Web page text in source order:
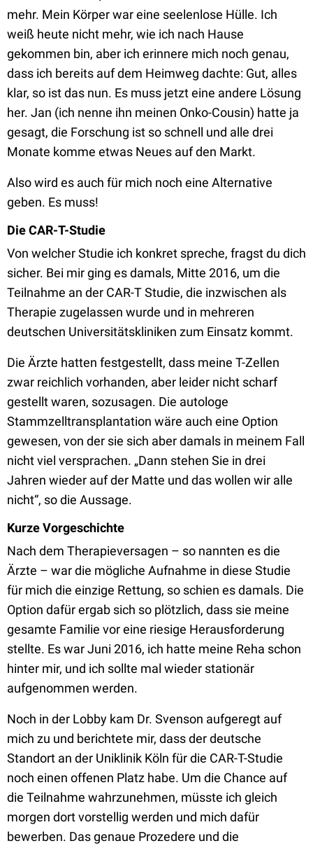
mehr. Mein Körper war eine seelenlose Hülle. Ich
weiß heute nicht mehr, wie ich nach Hause
gekommen bin, aber ich erinnere mich noch genau,
dass ich bereits auf dem Heimweg dachte: Gut, alles
klar, so ist das nun. Es muss jetzt eine andere Lösung
her. Jan (ich nenne ihn meinen Onko-Cousin) hatte ja
gesagt, die Forschung ist so schnell und alle drei
Monate komme etwas Neues auf den Markt.
Also wird es auch für mich noch eine Alternative
geben. Es muss!
Die CAR-T-Studie
Von welcher Studie ich konkret spreche, fragst du dich
sicher. Bei mir ging es damals, Mitte 2016, um die
Teilnahme an der CAR-T Studie, die inzwischen als
Therapie zugelassen wurde und in mehreren
deutschen Universitätskliniken zum Einsatz kommt.
Die Ärzte hatten festgestellt, dass meine T-Zellen
zwar reichlich vorhanden, aber leider nicht scharf
gestellt waren, sozusagen. Die autologe
Stammzelltransplantation wäre auch eine Option
gewesen, von der sie sich aber damals in meinem Fall
nicht viel versprachen. „Dann stehen Sie in drei
Jahren wieder auf der Matte und das wollen wir alle
nicht“, so die Aussage.
Kurze Vorgeschichte
Nach dem Therapieversagen – so nannten es die
Ärzte – war die mögliche Aufnahme in diese Studie
für mich die einzige Rettung, so schien es damals. Die
Option dafür ergab sich so plötzlich, dass sie meine
gesamte Familie vor eine riesige Herausforderung
stellte. Es war Juni 2016, ich hatte meine Reha schon
hinter mir, und ich sollte mal wieder stationär
aufgenommen werden.
Noch in der Lobby kam Dr. Svenson aufgeregt auf
mich zu und berichtete mir, dass der deutsche
Standort an der Uniklinik Köln für die CAR-T-Studie
noch einen offenen Platz habe. Um die Chance auf
die Teilnahme wahrzunehmen, müsste ich gleich
morgen dort vorstellig werden und mich dafür
bewerben. Das genaue Prozedere und die